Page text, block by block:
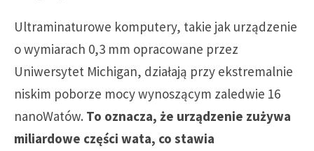
Ultraminaturowe komputery, takie jak urządzenie
o wymiarach 0,3 mm opracowane przez
Uniwersytet Michigan, działają przy ekstremalnie
niskim poborze mocy wynoszącym zaledwie 16
nanoWatów. To oznacza, że urządzenie zużywa
miliardowe części wata, co stawia